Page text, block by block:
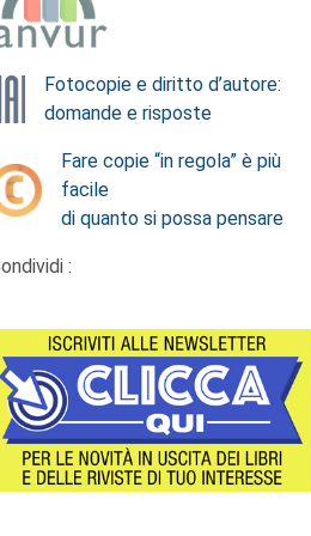
Fotocopie e diritto d’autore:
domande e risposte
Fare copie “in regola” è più
facile
di quanto si possa pensare
: